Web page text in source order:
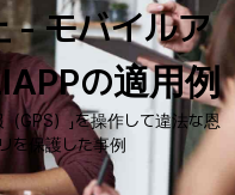
- モバイルア
の適用例
GPS）」を操作して違法な恩
を保護した事例